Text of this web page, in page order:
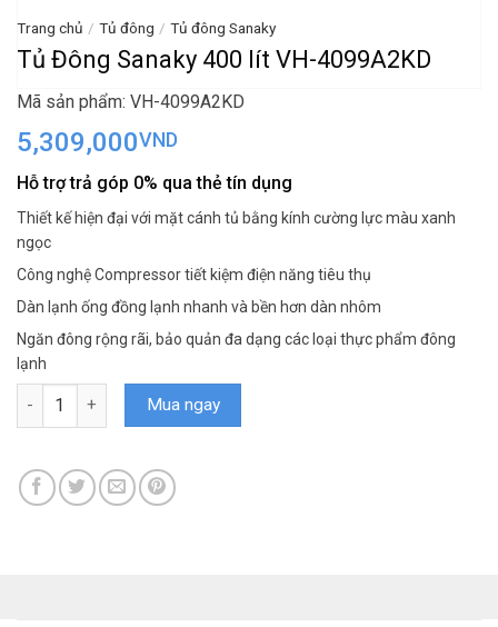
Trang chủ / Tủ đông / Tủ đông Sanaky
Tủ Đông Sanaky 400 lít VH-4099A2KD
Mã sản phẩm: VH-4099A2KD
5,309,000VND
Hỗ trợ trả góp 0% qua thẻ tín dụng
Thiết kế hiện đại với mặt cánh tủ bằng kính cường lực màu xanh
ngọc
Công nghệ Compressor tiết kiệm điện năng tiêu thụ
Dàn lạnh ống đồng lạnh nhanh và bền hơn dàn nhôm
Ngăn đông rộng rãi, bảo quản đa dạng các loại thực phẩm đông
lạnh
Tủ Đông Sanaky 400 lít VH-4099A2KD số lượng
Mua ngay